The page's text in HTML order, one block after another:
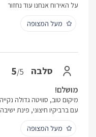
על האירוח אנחנו עוד נחזור
מעל המצופה
סלבה 5/5
מושלם!
מיקום טוב, סוויטה גדולה
עם ברביקיו חיצוני, פינת
מעל המצופה